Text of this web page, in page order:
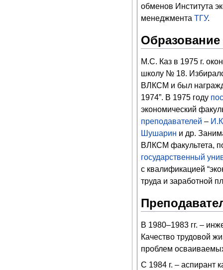
обменов Института
менеджмента ТГУ.
Образование
М.С. Каз в 1975 г.
школу № 18.
ВЛКСМ и был
1974”. В 1975 году
экономический
преподавателей –
Шушарин и др.
ВЛКСМ факультета,
государственный
с квалификацией
труда и заработной
В 1980–1983 гг. –
Качество трудовой
проблем
С 1984 г. – аспирант